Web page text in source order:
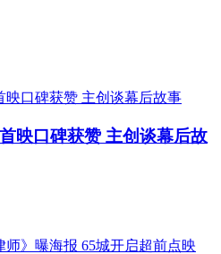
映口碑获赞 主创谈幕后故